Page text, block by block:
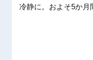
冷静に。およそ5か月